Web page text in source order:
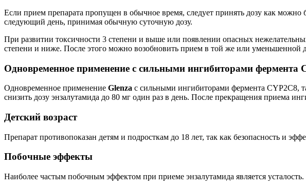
Если прием препарата пропущен в обычное время, следует принять дозу как
следующий день, принимая обычную суточную дозу.
При развитии токсичности 3 степени и выше или появлении опасных
степени и ниже. После этого можно возобновить прием в той же или уменьшенной
Одновременное применение с сильными ингибиторами фермента
Одновременное применение Glenza с сильными ингибиторами фермента CYP2C8,
снизить дозу энзалутамида до 80 мг один раз в день. После прекращения приема
Детский возраст
Препарат противопоказан детям и подросткам до 18 лет, так как безопасность и
Побочные эффекты
Наиболее частым побочным эффектом при приеме энзалутамида является